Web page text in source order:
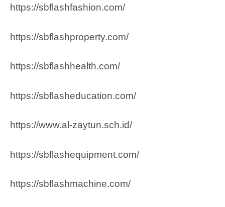
https://sbflashfashion.com/
https://sbflashproperty.com/
https://sbflashhealth.com/
https://sbflasheducation.com/
https://www.al-zaytun.sch.id/
https://sbflashequipment.com/
https://sbflashmachine.com/